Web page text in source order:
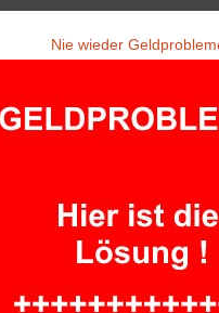
Nie wieder